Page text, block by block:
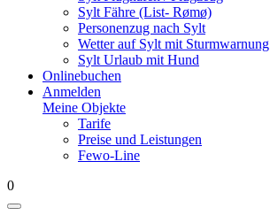
Sylt Fähre (List- Rømø)
Personenzug nach Sylt
Wetter auf Sylt mit Sturmwarnung
Sylt Urlaub mit Hund
Onlinebuchen
Anmelden
Meine Objekte
Tarife
Preise und Leistungen
Fewo-Line
0